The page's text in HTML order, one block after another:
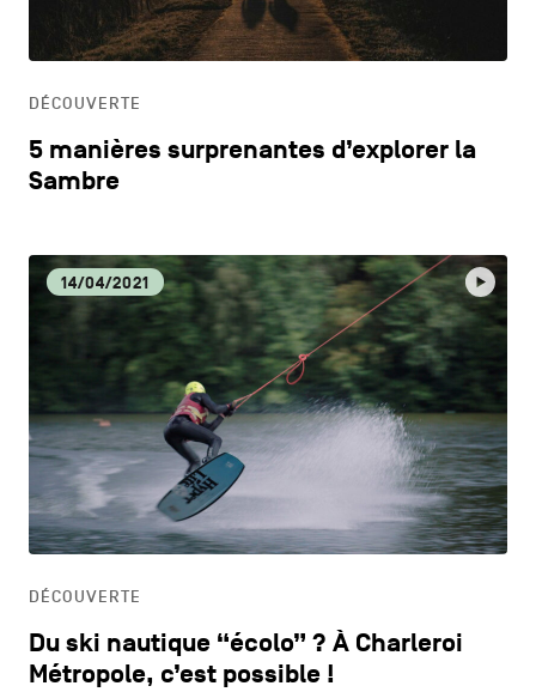
DÉCOUVERTE
5 manières surprenantes d’explorer la
Sambre
14/04/2021
DÉCOUVERTE
Du ski nautique “écolo” ? À Charleroi
Métropole, c’est possible !